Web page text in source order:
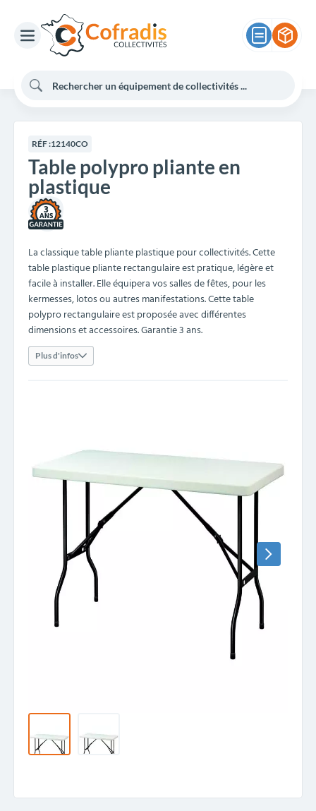
RÉF :12140CO
Table polypro pliante en
plastique
3
La classique table pliante plastique pour collectivités. Cette
table plastique pliante rectangulaire est pratique, légère et
facile à installer. Elle équipera vos salles de fêtes, pour les
kermesses, lotos ou autres manifestations. Cette table
polypro rectangulaire est proposée avec différentes
dimensions et accessoires. Garantie 3 ans.
Plus d'infos